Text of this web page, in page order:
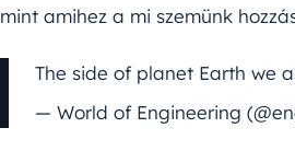
mint amihez a mi szemünk
The side of planet Earth we
— World of Engineering